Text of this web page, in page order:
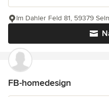
Im Dahler Feld 81, 59379
FB-homedesign